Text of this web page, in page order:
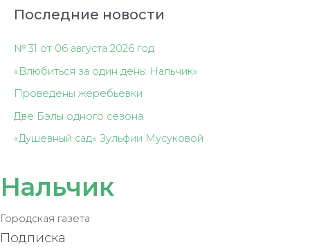
Последние новости
№ 31 от 06 августа 2026 год
«Влюбиться за один день: Нальчик»
Проведены жеребьёвки
Две Бэлы одного сезона
«Душевный сад» Зульфии Мусуковой
Нальчик
Городская газета
Подписка